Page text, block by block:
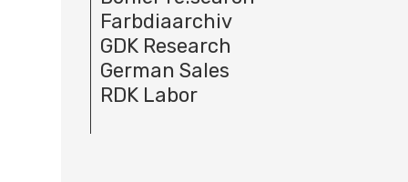
Farbdiaarchiv
GDK Research
German Sales
RDK Labor